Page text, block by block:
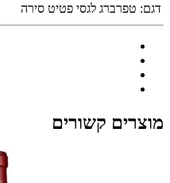
דגם: טפרברג לגסי פטיט סירה
מוצרים קשורים